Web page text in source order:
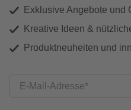
Exklusive Angebote und
Kreative Ideen &
Produktneuheiten und
E-Mail-Adresse